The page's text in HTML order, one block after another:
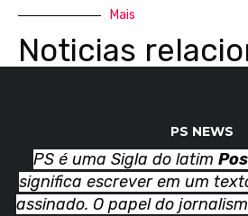
Mais
Noticias
PS NEWS
PS é uma Sigla do latim
significa escrever em um
assinado. O papel do